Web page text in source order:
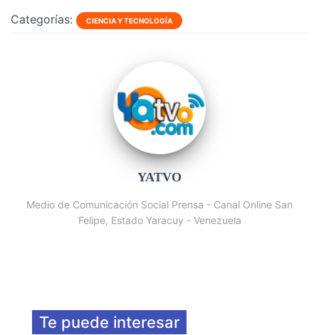
Categorías:
CIENCIA Y TECNOLOGÍA
YATVO
Medio de Comunicación Social Prensa - Canal Online San
Felipe, Estado Yaracuy - Venezuela
Te puede interesar